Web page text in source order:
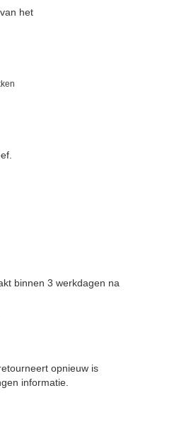
het
binnen 3 werkdagen na
opnieuw is
informatie.